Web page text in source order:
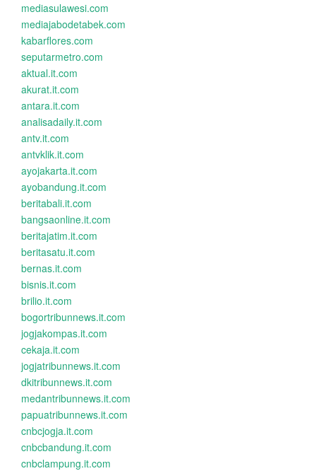
mediasulawesi.com
mediajabodetabek.com
kabarflores.com
seputarmetro.com
aktual.it.com
akurat.it.com
antara.it.com
analisadaily.it.com
antv.it.com
antvklik.it.com
ayojakarta.it.com
ayobandung.it.com
beritabali.it.com
bangsaonline.it.com
beritajatim.it.com
beritasatu.it.com
bernas.it.com
bisnis.it.com
brilio.it.com
bogortribunnews.it.com
jogjakompas.it.com
cekaja.it.com
jogjatribunnews.it.com
dkitribunnews.it.com
medantribunnews.it.com
papuatribunnews.it.com
cnbcjogja.it.com
cnbcbandung.it.com
cnbclampung.it.com